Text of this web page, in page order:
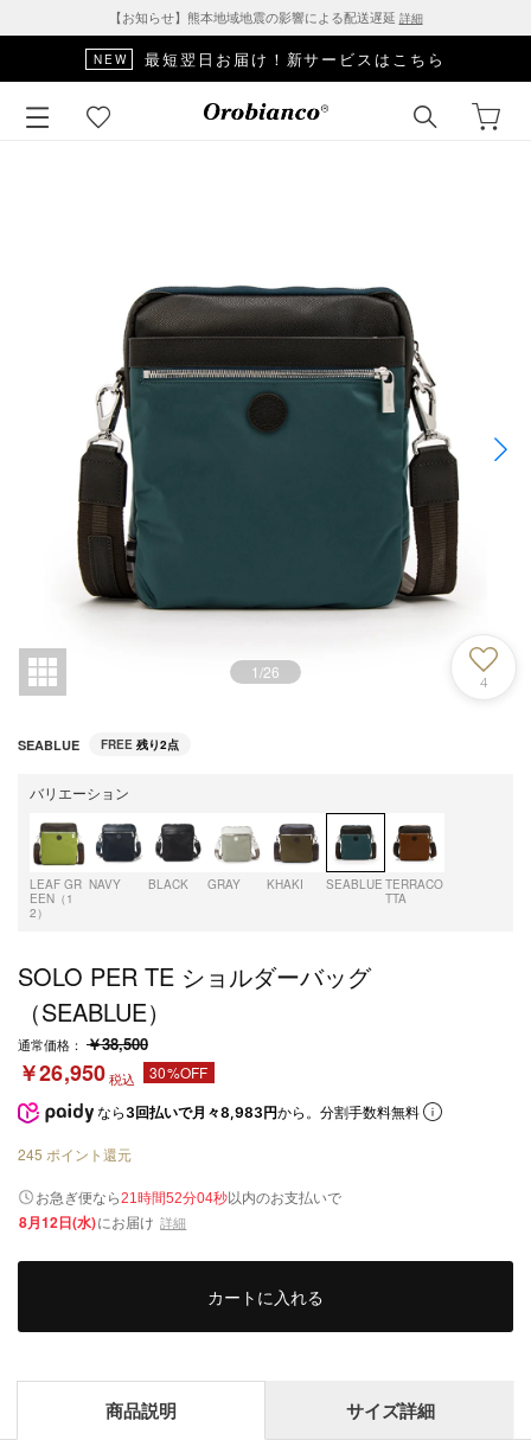
【お知らせ】熊本地域地震の影響による配送遅延 詳細
NEW 最短翌日お届け！新サービスはこちら
1/26
4
SEABLUE FREE 残り2点
バリエーション
LEAF GR
EEN（1
2）
NAVY BLACK GRAY KHAKI SEABLUE TERRACO
TTA
SOLO PER TE ショルダーバッグ
（SEABLUE）
通常価格： ￥38,500
￥26,950税込 30%OFF
なら 3回払いで月々8,983円から。分割手数料無料
245 ポイント還元
お急ぎ便なら21時間52分03秒以内のお支払いで
8月12日(水)にお届け 詳細
カートに入れる
商品説明 サイズ詳細